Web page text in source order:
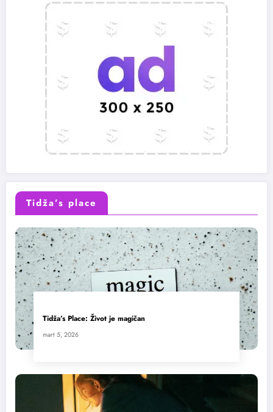
Tidža’s place
Tidža’s Place: Život je magičan
mart 5, 2026